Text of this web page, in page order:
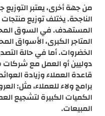
من جهة أخرى، يعتبر التوزيع
الناجحة. يختلف توزيع
المستهدف. في السوق
المتاجر الكبرى، الأسواق
الخضروات. أما في حالة
دوليين أو العمل مع
قاعدة العملاء وزيادة
برامج ولاء للعملاء، مثل:
الكميات الكبيرة لتشجيع
المبيعات.